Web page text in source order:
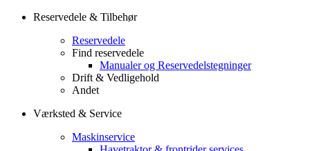
Reservedele & Tilbehør
Reservedele
Find reservedele
Manualer og Reservedelstegninger
Drift & Vedligehold
Andet
Værksted & Service
Maskinservice